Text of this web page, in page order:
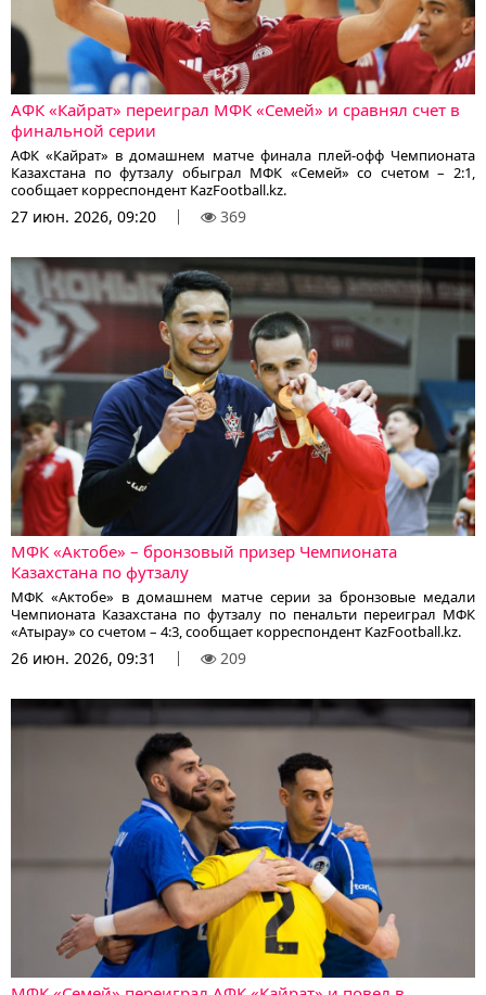
АФК «Кайрат» переиграл МФК «Семей» и сравнял счет в
финальной серии
АФК «Кайрат» в домашнем матче финала плей-офф Чемпионата
Казахстана по футзалу обыграл МФК «Семей» со счетом – 2:1,
сообщает корреспондент KazFootball.kz.
27 июн. 2026, 09:20 369
МФК «Актобе» – бронзовый призер Чемпионата
Казахстана по футзалу
МФК «Актобе» в домашнем матче серии за бронзовые медали
Чемпионата Казахстана по футзалу по пенальти переиграл МФК
«Атырау» со счетом – 4:3, сообщает корреспондент KazFootball.kz.
26 июн. 2026, 09:31 209